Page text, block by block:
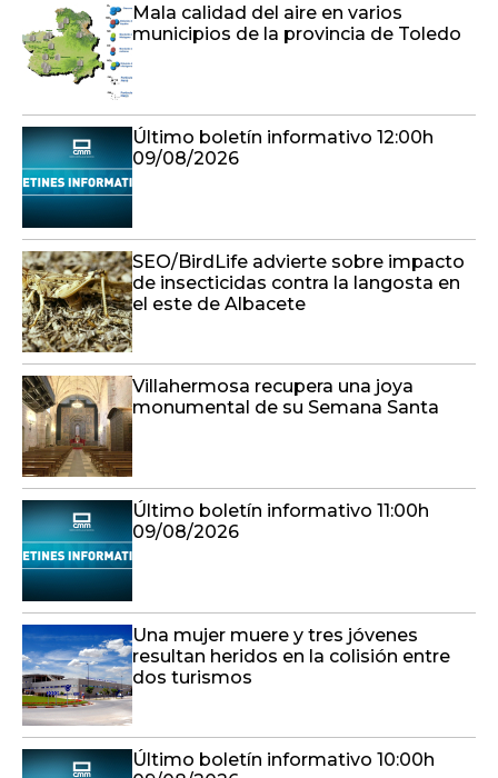
Mala calidad del aire en varios
municipios de la provincia de Toledo
Último boletín informativo 12:00h
09/08/2026
SEO/BirdLife advierte sobre impacto
de insecticidas contra la langosta en
el este de Albacete
Villahermosa recupera una joya
monumental de su Semana Santa
Último boletín informativo 11:00h
09/08/2026
Una mujer muere y tres jóvenes
resultan heridos en la colisión entre
dos turismos
Último boletín informativo 10:00h